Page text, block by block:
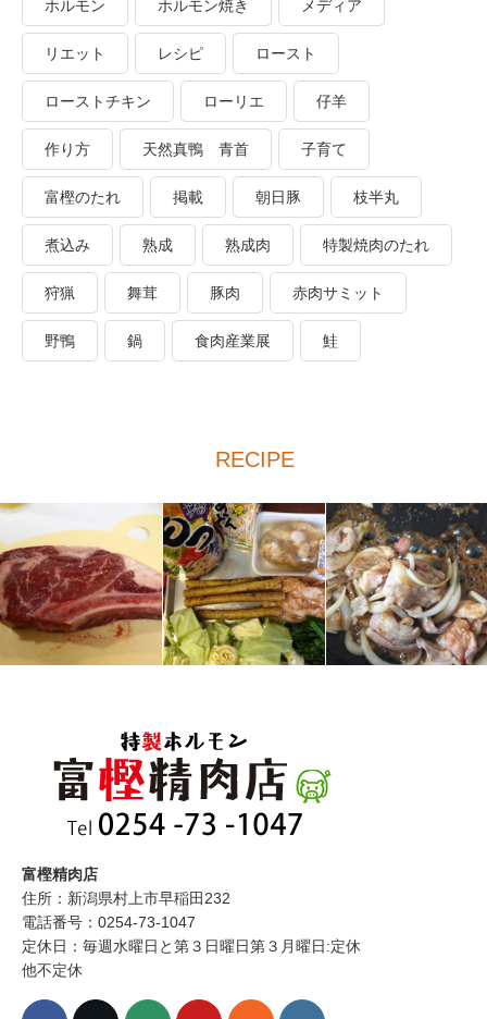
ホルモン ホルモン焼き メディア
リエット レシピ ロースト
ローストチキン ローリエ 仔羊
作り方 天然真鴨 青首 子育て
富樫のたれ 掲載 朝日豚 枝半丸
煮込み 熟成 熟成肉 特製焼肉のたれ
狩猟 舞茸 豚肉 赤肉サミット
野鴨 鍋 食肉産業展 鮭
RECIPE
富樫精肉店
住所：新潟県村上市早稲田232
電話番号：0254-73-1047
定休日：毎週水曜日と第３日曜日第３月曜日:定休
他不定休